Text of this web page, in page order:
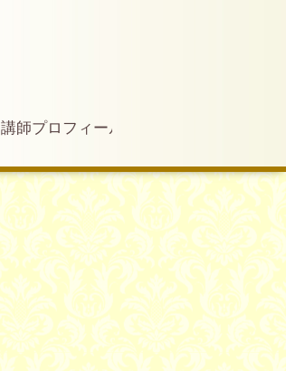
講師プロフィール